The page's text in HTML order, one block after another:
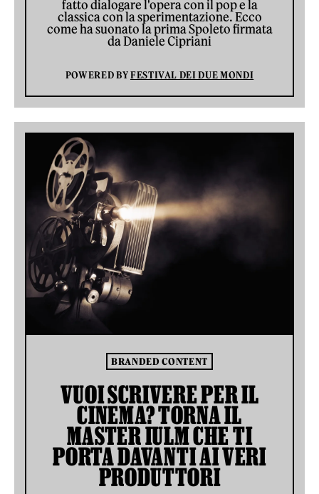
fatto dialogare l'opera con il pop e la
classica con la sperimentazione. Ecco
come ha suonato la prima Spoleto firmata
da Daniele Cipriani
POWERED BYFESTIVAL DEI DUE MONDI
BRANDED CONTENT
VUOI SCRIVERE PER IL
CINEMA? TORNA IL
MASTER IULM CHE TI
PORTA DAVANTI AI VERI
PRODUTTORI